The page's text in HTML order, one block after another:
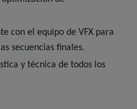
con el equipo de VFX para
secuencias finales.
y técnica de todos los